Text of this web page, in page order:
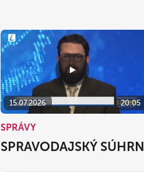
15.07.2026 20:05
SPRÁVY
SPRAVODAJSKÝ SÚHRN